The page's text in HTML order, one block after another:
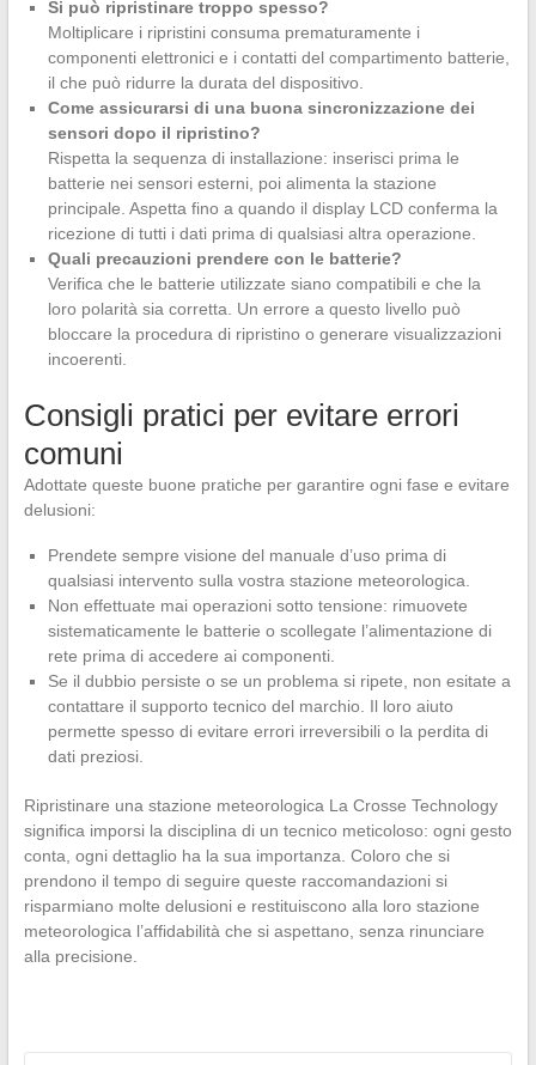
Si può ripristinare troppo spesso?
Moltiplicare i ripristini consuma prematuramente i
componenti elettronici e i contatti del compartimento batterie,
il che può ridurre la durata del dispositivo.
Come assicurarsi di una buona sincronizzazione dei
sensori dopo il ripristino?
Rispetta la sequenza di installazione: inserisci prima le
batterie nei sensori esterni, poi alimenta la stazione
principale. Aspetta fino a quando il display LCD conferma la
ricezione di tutti i dati prima di qualsiasi altra operazione.
Quali precauzioni prendere con le batterie?
Verifica che le batterie utilizzate siano compatibili e che la
loro polarità sia corretta. Un errore a questo livello può
bloccare la procedura di ripristino o generare visualizzazioni
incoerenti.
Consigli pratici per evitare errori
comuni
Adottate queste buone pratiche per garantire ogni fase e evitare
delusioni:
Prendete sempre visione del manuale d’uso prima di
qualsiasi intervento sulla vostra stazione meteorologica.
Non effettuate mai operazioni sotto tensione: rimuovete
sistematicamente le batterie o scollegate l’alimentazione di
rete prima di accedere ai componenti.
Se il dubbio persiste o se un problema si ripete, non esitate a
contattare il supporto tecnico del marchio. Il loro aiuto
permette spesso di evitare errori irreversibili o la perdita di
dati preziosi.
Ripristinare una stazione meteorologica La Crosse Technology
significa imporsi la disciplina di un tecnico meticoloso: ogni gesto
conta, ogni dettaglio ha la sua importanza. Coloro che si
prendono il tempo di seguire queste raccomandazioni si
risparmiano molte delusioni e restituiscono alla loro stazione
meteorologica l’affidabilità che si aspettano, senza rinunciare
alla precisione.